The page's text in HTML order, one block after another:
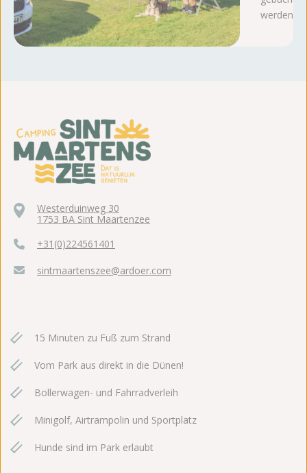
werden
Westerduinweg 30
1753 BA Sint Maartenzee
+31(0)224561401
sintmaartenszee@ardoer.com
15 Minuten zu Fuß zum Strand
Vom Park aus direkt in die Dünen!
Bollerwagen- und Fahrradverleih
Minigolf, Airtrampolin und Sportplatz
Hunde sind im Park erlaubt